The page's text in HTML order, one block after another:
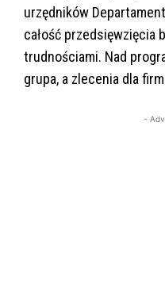
urzędników
całość przedsięwzięcia
trudnościami. Nad
grupa, a zlecenia dla
-